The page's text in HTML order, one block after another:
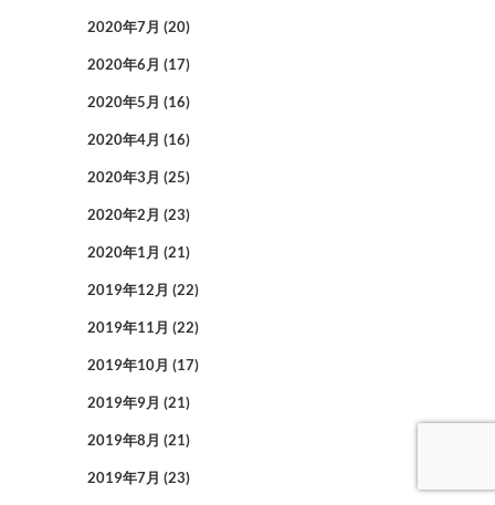
2020年7月 (20)
2020年6月 (17)
2020年5月 (16)
2020年4月 (16)
2020年3月 (25)
2020年2月 (23)
2020年1月 (21)
2019年12月 (22)
2019年11月 (22)
2019年10月 (17)
2019年9月 (21)
2019年8月 (21)
2019年7月 (23)